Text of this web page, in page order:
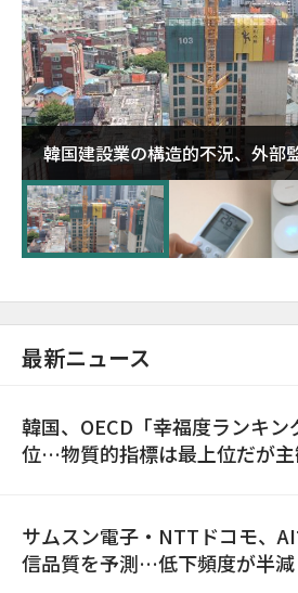
韓国建設業の構造的不況、外部
超が「ゾンビ企業」に…5年で
最新ニュース
韓国、OECD「幸福度ランキン
位…物質的指標は最上位だが主
サムスン電子・NTTドコモ、
信品質を予測…低下頻度が半減